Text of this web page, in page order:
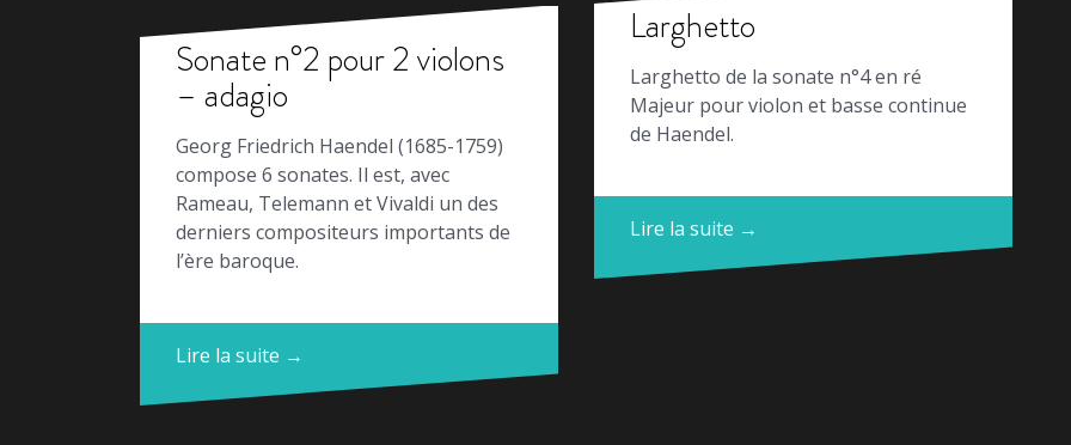
Sonate n°2 pour 2 violons
– adagio
Georg Friedrich Haendel (1685-1759)
compose 6 sonates. Il est, avec
Rameau, Telemann et Vivaldi un des
derniers compositeurs importants de
l’ère baroque.
Lire la suite →
Larghetto
Larghetto de la sonate n°4 en ré
Majeur pour violon et basse continue
de Haendel.
Lire la suite →